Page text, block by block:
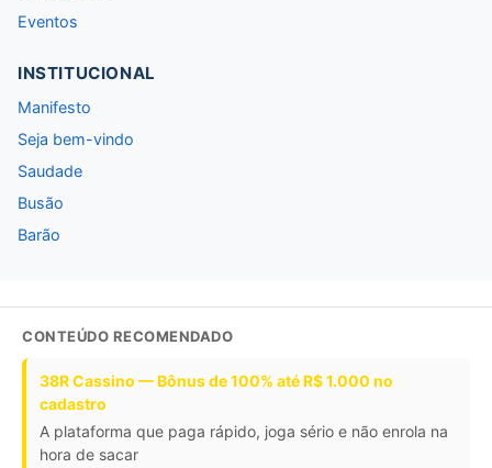
Eventos
INSTITUCIONAL
Manifesto
Seja bem-vindo
Saudade
Busão
Barão
CONTEÚDO RECOMENDADO
38R Cassino — Bônus de 100% até R$ 1.000 no
cadastro
A plataforma que paga rápido, joga sério e não enrola na
hora de sacar